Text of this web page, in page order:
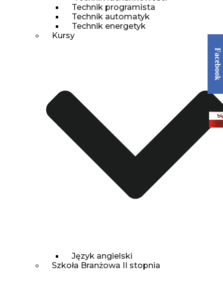
Facebook
Technik programista
Technik automatyk
Technik energetyk
Kursy
Język angielski
Szkoła Branżowa II stopnia